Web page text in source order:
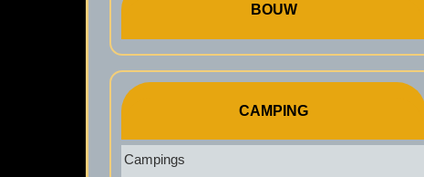
BOUW
CAMPING
Campings